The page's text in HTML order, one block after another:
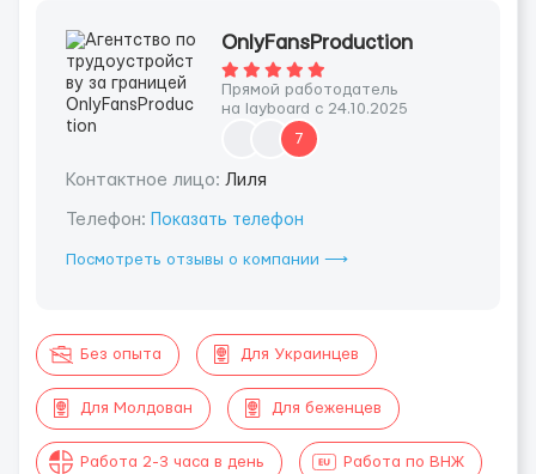
OnlyFansProduction
Прямой работодатель
на layboard с 24.10.2025
7
Контактное лицо: Лиля
Телефон: Показать телефон
Посмотреть отзывы о компании ⟶
Без опыта Для Украинцев
Для Молдован Для беженцев
Работа 2-3 часа в день Работа по ВНЖ